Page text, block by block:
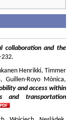
collaboration and the
Henrikki, Timmer
Guillen-Royo Mònica,
and access within
and transportation